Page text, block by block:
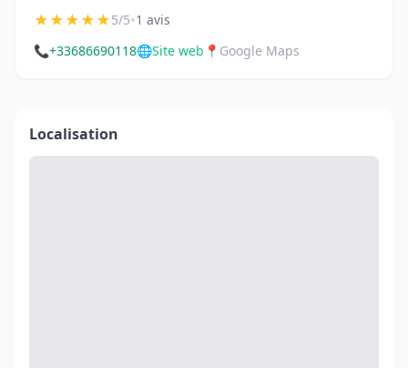
★★★★★5/5•1 avis
📞+33686690118🌐Site web 📍 Google Maps
Localisation